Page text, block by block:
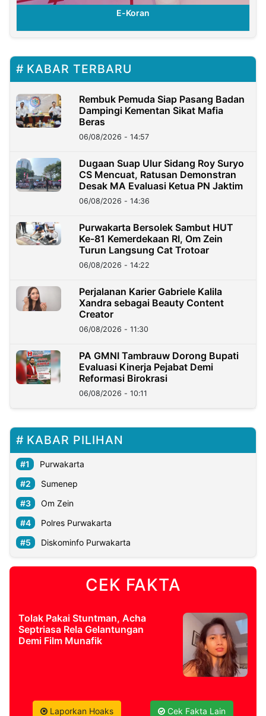
E-Koran
KABAR TERBARU
Rembuk Pemuda Siap Pasang Badan
Dampingi Kementan Sikat Mafia
Beras
06/08/2026 - 14:57
Dugaan Suap Ulur Sidang Roy Suryo
CS Mencuat, Ratusan Demonstran
Desak MA Evaluasi Ketua PN Jaktim
06/08/2026 - 14:36
Purwakarta Bersolek Sambut HUT
Ke-81 Kemerdekaan RI, Om Zein
Turun Langsung Cat Trotoar
06/08/2026 - 14:22
Perjalanan Karier Gabriele Kalila
Xandra sebagai Beauty Content
Creator
06/08/2026 - 11:30
PA GMNI Tambrauw Dorong Bupati
Evaluasi Kinerja Pejabat Demi
Reformasi Birokrasi
06/08/2026 - 10:11
KABAR PILIHAN
Purwakarta
Sumenep
Om Zein
Polres Purwakarta
Diskominfo Purwakarta
CEK FAKTA
Tolak Pakai Stuntman, Acha
Septriasa Rela Gelantungan
Demi Film Munafik
Laporkan Hoaks Cek Fakta Lain